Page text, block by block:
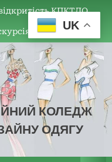
КПКТДО
КОЛЕДЖ
ОДЯГУ
UK